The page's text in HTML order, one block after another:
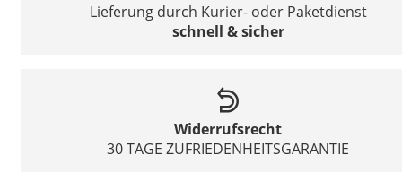
Lieferung durch Kurier- oder Paketdienst
schnell & sicher
Widerrufsrecht
30 TAGE ZUFRIEDENHEITSGARANTIE